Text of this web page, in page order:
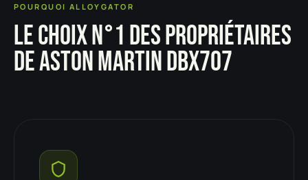
POURQUOI ALLOYGATOR
LE CHOIX N°1 DES PROPRIÉTAIRES
DE ASTON MARTIN DBX707